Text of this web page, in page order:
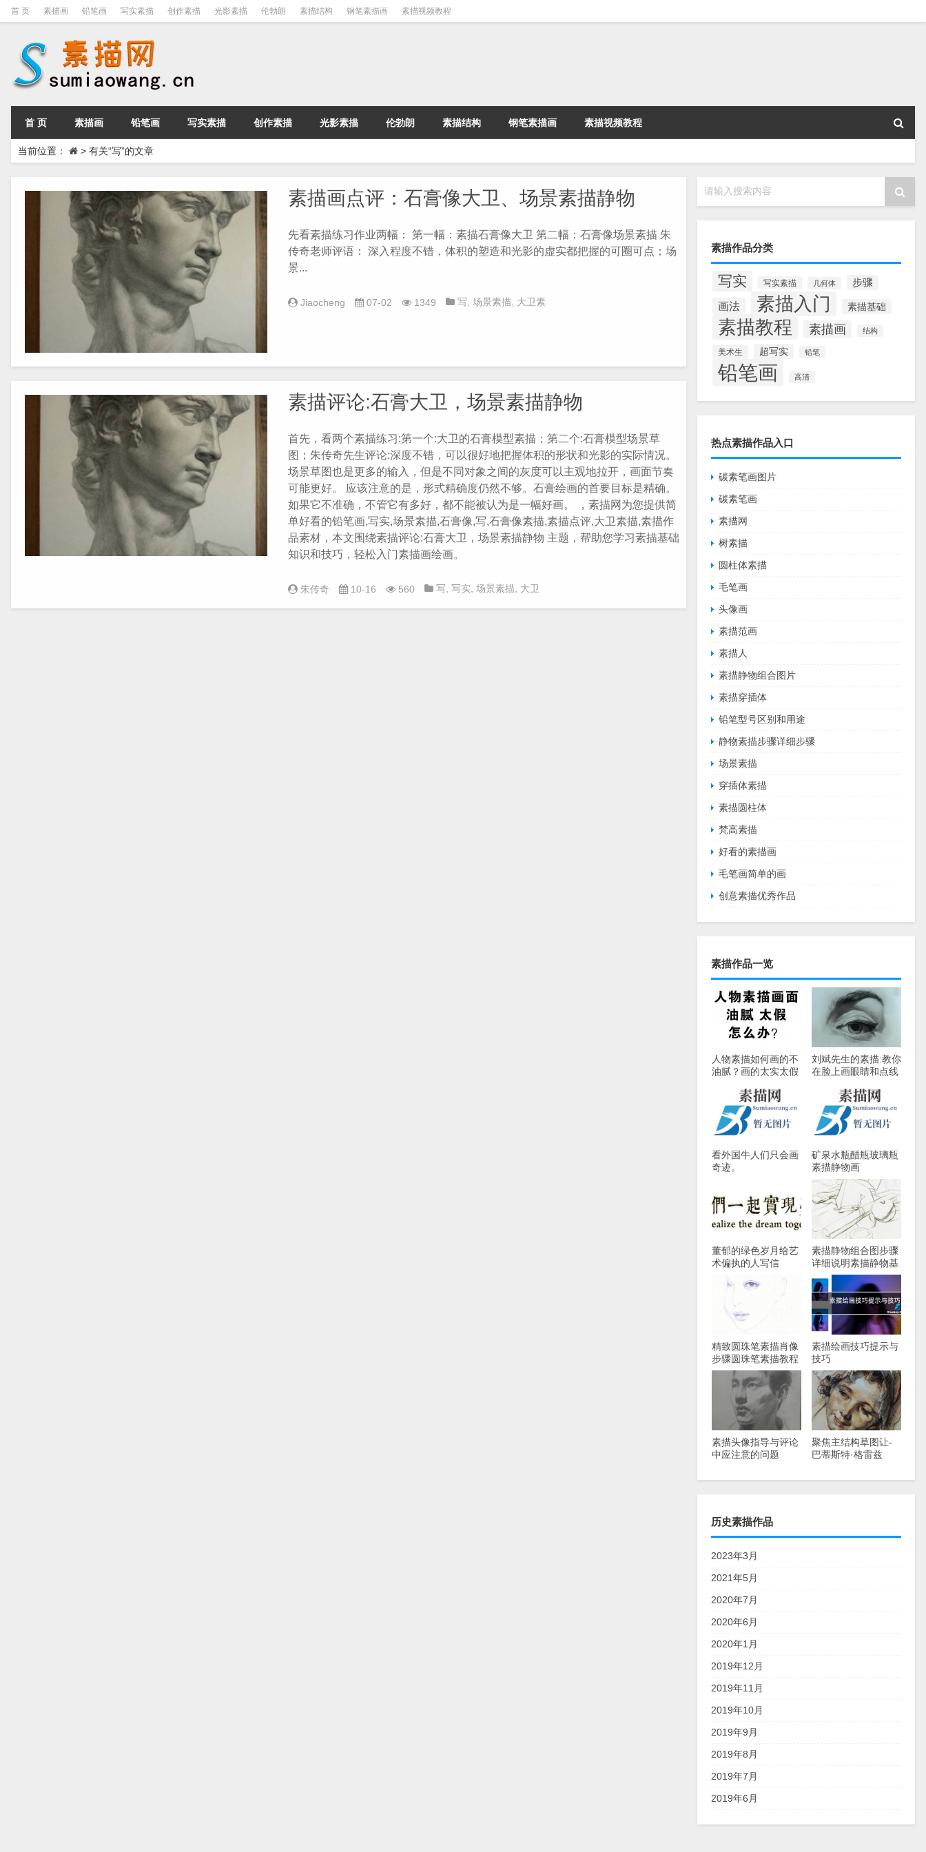
首 页 素描画 铅笔画 写实素描 创作素描 光影素描 伦勃朗 素描结构 钢笔素描画 素描视频教程
首 页 素描画 铅笔画 写实素描 创作素描 光影素描 伦勃朗 素描结构 钢笔素描画 素描视频教程
当前位置： > 有关“写”的文章
素描画点评：石膏像大卫、场景素描静物
先看素描练习作业两幅： 第一幅：素描石膏像大卫 第二幅：石膏像场景素描 朱
传奇老师评语： 深入程度不错，体积的塑造和光影的虚实都把握的可圈可点；场
景...
Jiaocheng 07-02 1349 写 场景素描 大卫素
素描评论:石膏大卫，场景素描静物
首先，看两个素描练习:第一个:大卫的石膏模型素描；第二个:石膏模型场景草
图；朱传奇先生评论:深度不错，可以很好地把握体积的形状和光影的实际情况。
场景草图也是更多的输入，但是不同对象之间的灰度可以主观地拉开，画面节奏
可能更好。 应该注意的是，形式精确度仍然不够。石膏绘画的首要目标是精确。
如果它不准确，不管它有多好，都不能被认为是一幅好画。 ，素描网为您提供简
单好看的铅笔画,写实,场景素描,石膏像,写,石膏像素描,素描点评,大卫素描,素描作
品素材，本文围绕素描评论:石膏大卫，场景素描静物 主题，帮助您学习素描基础
知识和技巧，轻松入门素描画绘画。
朱传奇 10-16 560 写 写实 场景素描 大卫
请输入搜索内容
素描作品分类
写实 写实素描 几何体 步骤
画法 素描入门 素描基础
素描教程 素描画 结构
美术生 超写实 铅笔
铅笔画 高清
热点素描作品入口
碳素笔画图片
碳素笔画
素描网
树素描
圆柱体素描
毛笔画
头像画
素描范画
素描人
素描静物组合图片
素描穿插体
铅笔型号区别和用途
静物素描步骤详细步骤
场景素描
穿插体素描
素描圆柱体
梵高素描
好看的素描画
毛笔画简单的画
创意素描优秀作品
素描作品一览
人物素描如何画的不
油腻？画的太实太假
刘斌先生的素描:教你
在脸上画眼睛和点线
看外国牛人们只会画
奇迹。
矿泉水瓶醋瓶玻璃瓶
素描静物画
董郁的绿色岁月给艺
术偏执的人写信
素描静物组合图步骤
详细说明素描静物基
础教程
精致圆珠笔素描肖像
步骤圆珠笔素描教程
素描绘画技巧提示与
技巧
素描头像指导与评论
中应注意的问题
聚焦主结构草图让-
巴蒂斯特·格雷兹
历史素描作品
2023年3月
2021年5月
2020年7月
2020年6月
2020年1月
2019年12月
2019年11月
2019年10月
2019年9月
2019年8月
2019年7月
2019年6月